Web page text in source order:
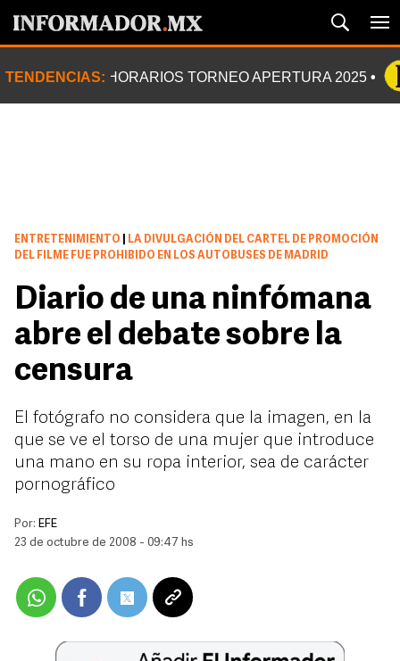
TENDENCIAS: HORARIOS TORNEO APERTURA 2025
ENTRETENIMIENTO
LA DIVULGACIÓN DEL CARTEL DE PROMOCIÓN
DEL FILME FUE PROHIBIDO EN LOS AUTOBUSES DE MADRID
Diario de una ninfómana
abre el debate sobre la
censura
El fotógrafo no considera que la imagen, en la
que se ve el torso de una mujer que introduce
una mano en su ropa interior, sea de carácter
pornográfico
Por: EFE
23 de octubre de 2008 - 09:47 hs